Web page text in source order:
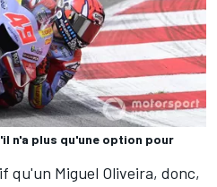
n'a plus qu'une option pour
qu'un Miguel Oliveira, donc,